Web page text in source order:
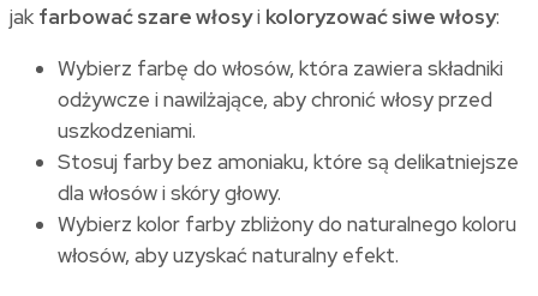
jak farbować szare włosyi koloryzować siwe włosy:
Wybierz farbę do włosów, która zawiera składniki
odżywcze i nawilżające, aby chronić włosy przed
uszkodzeniami.
Stosuj farby bez amoniaku, które są delikatniejsze
dla włosów i skóry głowy.
Wybierz kolor farby zbliżony do naturalnego koloru
włosów, aby uzyskać naturalny efekt.